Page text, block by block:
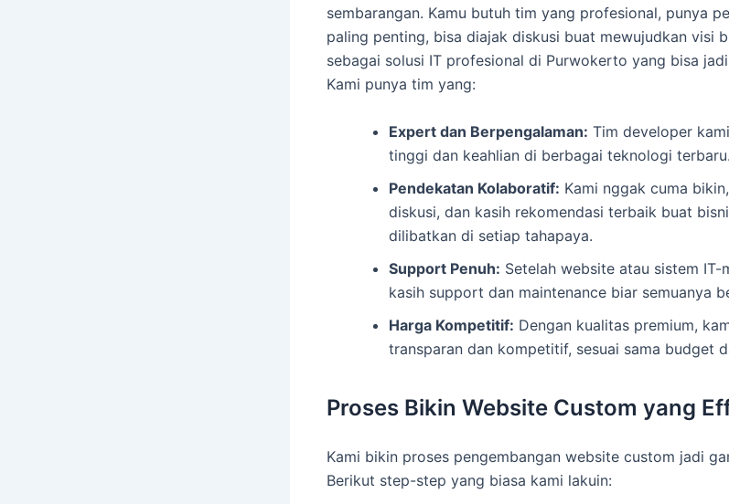
sembarangan. Kamu butuh tim yang profesional, punya
paling penting, bisa diajak diskusi buat mewujudkan visi
sebagai solusi IT profesional di Purwokerto yang bisa
Kami punya tim yang:
Expert dan Berpengalaman: Tim developer
tinggi dan keahlian di berbagai teknologi terbaru.
Pendekatan Kolaboratif: Kami nggak cuma
diskusi, dan kasih rekomendasi terbaik buat
dilibatkan di setiap tahapaya.
Support Penuh: Setelah website atau sistem
kasih support dan maintenance biar semuanya
Harga Kompetitif: Dengan kualitas premium,
transparan dan kompetitif, sesuai sama budget
Proses Bikin Website Custom yang
Kami bikin proses pengembangan website custom jadi
Berikut step-step yang biasa kami lakuin: